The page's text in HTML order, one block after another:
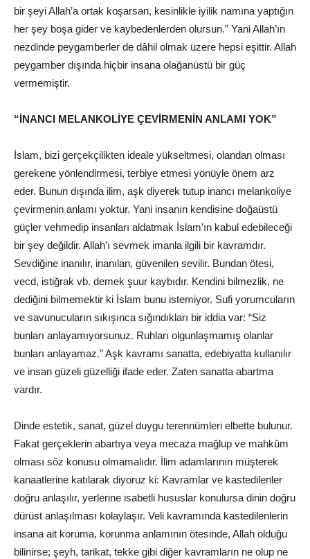
bir şeyi Allah’a ortak koşarsan, kesinlikle iyilik namına yaptığın
her şey boşa gider ve kaybedenlerden olursun.” Yani Allah’ın
nezdinde peygamberler de dâhil olmak üzere hepsi eşittir. Allah
peygamber dışında hiçbir insana olağanüstü bir güç
vermemiştir.
“İNANCI MELANKOLİYE ÇEVİRMENİN ANLAMI YOK”
İslam, bizi gerçekçilikten ideale yükseltmesi, olandan olması
gerekene yönlendirmesi, terbiye etmesi yönüyle önem arz
eder. Bunun dışında ilim, aşk diyerek tutup inancı melankoliye
çevirmenin anlamı yoktur. Yani insanın kendisine doğaüstü
güçler vehmedip insanları aldatmak İslam’ın kabul edebileceği
bir şey değildir. Allah’ı sevmek imanla ilgili bir kavramdır.
Sevdiğine inanılır, inanılan, güvenilen sevilir. Bundan ötesi,
vecd, istiğrak vb. demek şuur kaybıdır. Kendini bilmezlik, ne
dediğini bilmemektir ki İslam bunu istemiyor. Sufi yorumcuların
ve savunucuların sıkışınca sığındıkları bir iddia var: “Siz
bunları anlayamıyorsunuz. Ruhları olgunlaşmamış olanlar
bunları anlayamaz.” Aşk kavramı sanatta, edebiyatta kullanılır
ve insan güzeli güzelliği ifade eder. Zaten sanatta abartma
vardır.
Dinde estetik, sanat, güzel duygu terennümleri elbette bulunur.
Fakat gerçeklerin abartıya veya mecaza mağlup ve mahkûm
olması söz konusu olmamalıdır. İlim adamlarının müşterek
kanaatlerine katılarak diyoruz ki: Kavramlar ve kastedilenler
doğru anlaşılır, yerlerine isabetli hususlar konulursa dinin doğru
dürüst anlaşılması kolaylaşır. Veli kavramında kastedilenlerin
insana ait koruma, korunma anlamının ötesinde, Allah olduğu
bilinirse; şeyh, tarikat, tekke gibi diğer kavramların ne olup ne